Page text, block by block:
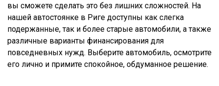
вы сможете сделать это без лишних сложностей. На
нашей автостоянке в Риге доступны как слегка
подержанные, так и более старые автомобили, а также
различные варианты финансирования для
повседневных нужд. Выберите автомобиль, осмотрите
его лично и примите спокойное, обдуманное решение.